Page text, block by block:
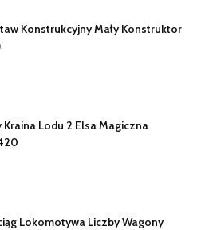
Konstrukcyjny Mały Konstruktor
Kraina Lodu 2 Elsa Magiczna
Lokomotywa Liczby Wagony